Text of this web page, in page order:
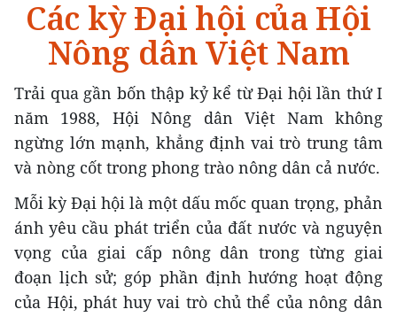
Các kỳ Đại hội của Hội
Nông dânViệt Nam
Trải qua gần bốn thập kỷ kể từ Đại hội lần thứ I
năm 1988, Hội Nông dân Việt Nam không
ngừng lớn mạnh, khẳng định vai trò trung tâm
và nòng cốt trong phong trào nông dân cả nước.
Mỗi kỳ Đại hội là một dấu mốc quan trọng, phản
ánh yêu cầu phát triển của đất nước và nguyện
vọng của giai cấp nông dân trong từng giai
đoạn lịch sử; góp phần định hướng hoạt động
của Hội, phát huy vai trò chủ thể của nông dân